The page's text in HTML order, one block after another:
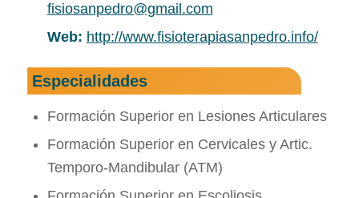
fisiosanpedro@gmail.com
Web: http://www.fisioterapiasanpedro.info/
Especialidades
Formación Superior en Lesiones Articulares
Formación Superior en Cervicales y Artic.
Temporo-Mandibular (ATM)